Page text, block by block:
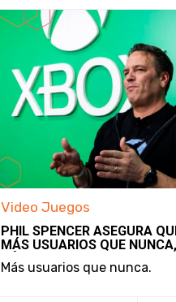
Video Juegos
PHIL SPENCER ASEGURA
MÁS USUARIOS QUE
SÓLO EL PRINCIPIO"
Más usuarios que nunca.